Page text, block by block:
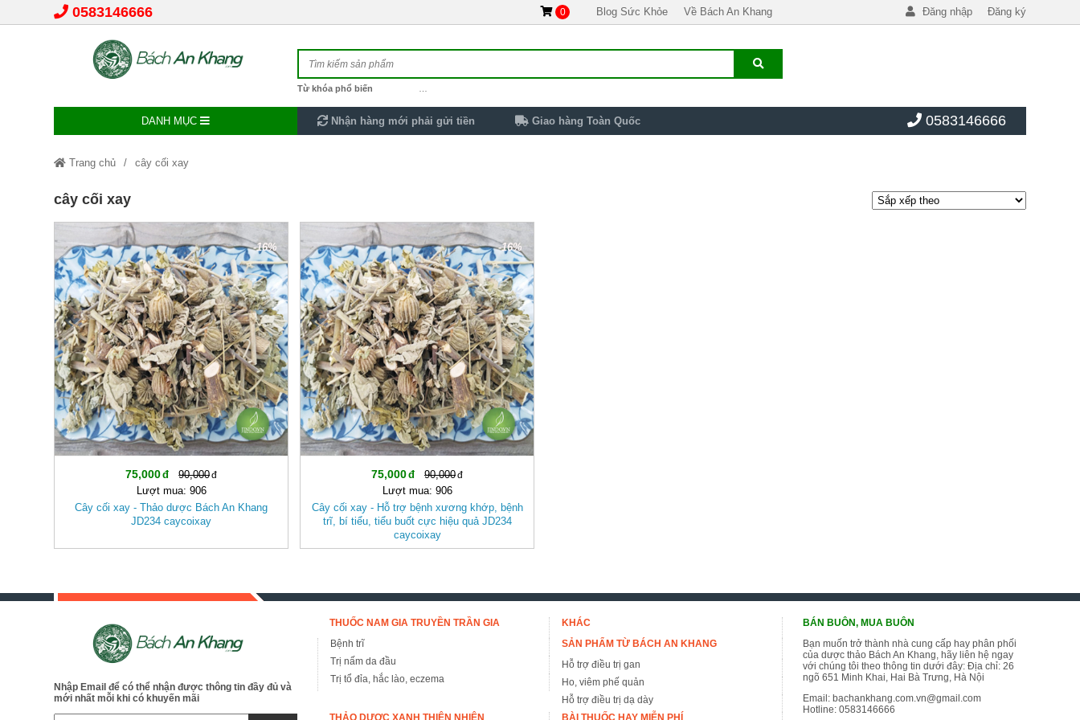
0583146666 0 Blog Sức Khỏe Về Bách An Khang Đăng nhập Đăng ký
Từ khóa phổ biến
DANH MỤC Nhận hàng mới phải gửi tiền Giao hàng Toàn Quốc 0583146666
Trang chủ cây cối xay
cây cối xay
-16%
75,000
90,000
Lượt mua: 906
Cây cối xay - Thảo dược Bách An Khang
JD234 caycoixay
-16%
75,000
90,000
Lượt mua: 906
Cây cối xay - Hỗ trợ bệnh xương khớp, bệnh
trĩ, bí tiểu, tiểu buốt cực hiệu quả JD234
caycoixay
Nhập Email để có thể nhận được thông tin đầy đủ và
mới nhất mỗi khi có khuyến mãi
THUỐC NAM GIA TRUYỀN TRẦN GIA
Bệnh trĩ
Trị nấm da đầu
Trị tổ đỉa, hắc lào, eczema
KHÁC
SẢN PHẨM TỪ BÁCH AN KHANG
Hỗ trợ điều trị gan
Ho, viêm phế quản
Hỗ trợ điều trị dạ dày
THẢO DƯỢC XANH THIÊN NHIÊN
BÀI THUỐC HAY MIỄN PHÍ
BÁN BUÔN, MUA BUÔN
Bạn muốn trở thành nhà cung cấp hay phân phối
của dược thảo Bách An Khang, hãy liên hệ ngay
với chúng tôi theo thông tin dưới đây: Địa chỉ: 26
ngõ 651 Minh Khai, Hai Bà Trưng, Hà Nội
Email:bachankhang.com.vn@gmail.com
Hotline:0583146666